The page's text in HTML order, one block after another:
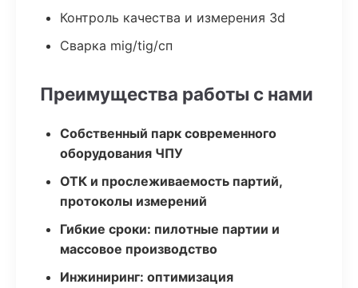
Контроль качества и измерения 3d
Сварка mig/tig/сп
Преимущества работы с нами
Собственный парк современного
оборудования ЧПУ
ОТК и прослеживаемость партий,
протоколы измерений
Гибкие сроки: пилотные партии и
массовое производство
Инжиниринг: оптимизация